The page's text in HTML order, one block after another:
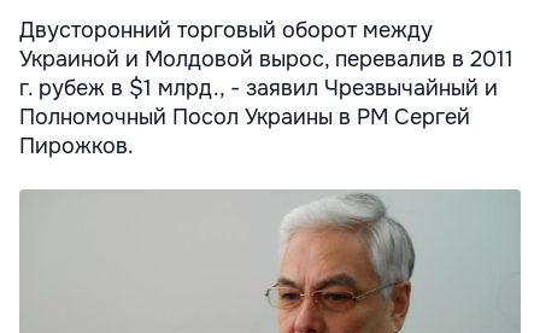
Двусторонний торговый оборот между
Украиной и Молдовой вырос, перевалив в 2011
г. рубеж в $1 млрд., - заявил Чрезвычайный и
Полномочный Посол Украины в РМ Сергей
Пирожков.